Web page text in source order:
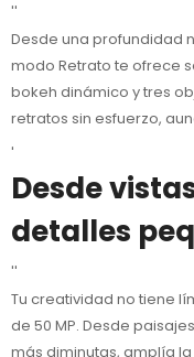
''
Desde una profundidad
modo Retrato te ofrece
bokeh dinámico y tres
retratos sin esfuerzo,
'
Desde
detalles
''
Tu creatividad no tiene
de 50 MP. Desde
más diminutas, amplía